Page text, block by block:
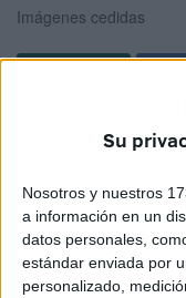
Su
Nosotros y nuestros
a información en un
datos personales,
estándar enviada por
personalizado,
Imágenes cedidas
en repetidas
en la ciudad de
premiar a la ceutí
galardón al Mejor
de Aparejadores de